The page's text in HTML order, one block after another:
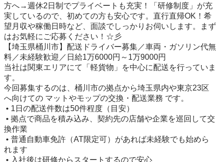
方へ→週休2日制でプライベートも充実！「研修制度」が充
実しているので、初めての方も安心です。直行直帰OK！希
望月収や稼働日時など、面談でしっかりお伺いします。まず
はお気軽にご応募ください！☆彡
【埼玉県桶川市】配送ドライバー募集／車両・ガソリン代無
料／未経験歓迎／日給1万6000円～1万9000円
当社は関東エリアにて「軽貨物」を中心に配送を行っていま
す。
今回募集するのは、桶川市の拠点から埼玉県内や東京23区
へ向けての マットやモップの交換・配送業務 です。
換作業
れます